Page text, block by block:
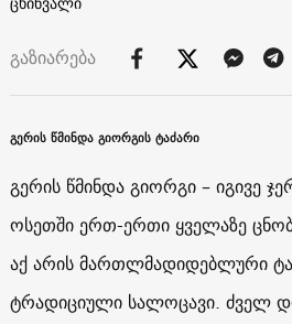
გაზიარება
გერის წმინდა გიორგის ტაძარი
გერის წმინდა გიორგი – იგივე
ოსეთში ერთ-ერთი ყველაზე
აქ არის მართლმადიდებლური
ტრადიციული სალოცავი. ძველ